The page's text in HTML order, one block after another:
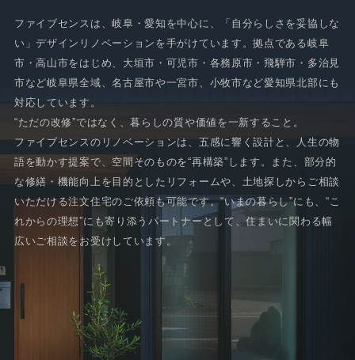
ファイブセンスは、岐阜・愛知を中心に、「自分らしさを妥協しな
い」デザインリノベーションを手がけています。拠点である岐阜
市・高山市をはじめ、大垣市・可児市・各務原市・飛騨市・多治見
市など岐阜県全域、名古屋市や一宮市、小牧市など愛知県北部にも
対応しています。
“ただの改修”ではなく、暮らしの質や価値を一新すること。
ファイブセンスのリノベーションは、五感に響く設計と、人生の物
語を動かす提案で、空間そのものを“再構築”します。また、部分的
な修繕・機能向上を目的としたリフォームや、土地探しからご相談
いただける注文住宅のご依頼も可能です。“いまの暮らし”にも、“こ
れからの理想”にも寄り添うパートナーとして、住まいに関わる幅
広いご相談をお受けしています。